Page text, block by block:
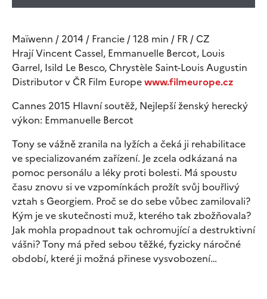
Maïwenn / 2014 / Francie / 128 min / FR / CZ
Hrají Vincent Cassel, Emmanuelle Bercot, Louis
Garrel, Isild Le Besco, Chrystèle Saint-Louis Augustin
Distributor v ČR Film Europewww.filmeurope.cz
Cannes 2015 Hlavní soutěž, Nejlepší ženský herecký
výkon: Emmanuelle Bercot
Tony se vážně zranila na lyžích a čeká ji rehabilitace
ve specializovaném zařízení. Je zcela odkázaná na
pomoc personálu a léky proti bolesti. Má spoustu
času znovu si ve vzpomínkách prožít svůj bouřlivý
vztah s Georgiem. Proč se do sebe vůbec zamilovali?
Kým je ve skutečnosti muž, kterého tak zbožňovala?
Jak mohla propadnout tak ochromující a destruktivní
vášni? Tony má před sebou těžké, fyzicky náročné
období, které ji možná přinese vysvobození…